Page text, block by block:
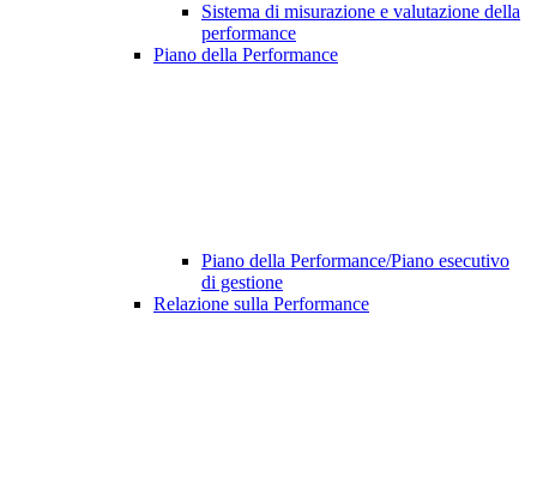
Sistema di misurazione e valutazione della
performance
Piano della Performance
Piano della Performance/Piano esecutivo
di gestione
Relazione sulla Performance